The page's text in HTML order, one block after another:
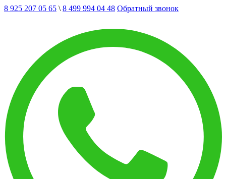
8 925 207 05 65 \ 8 499 994 04 48 Обратный звонок